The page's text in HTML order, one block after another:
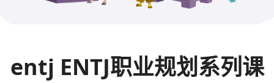
entj ENTJ职业规划系列课